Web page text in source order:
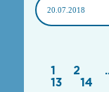
20.07.2018
1 2
13
14